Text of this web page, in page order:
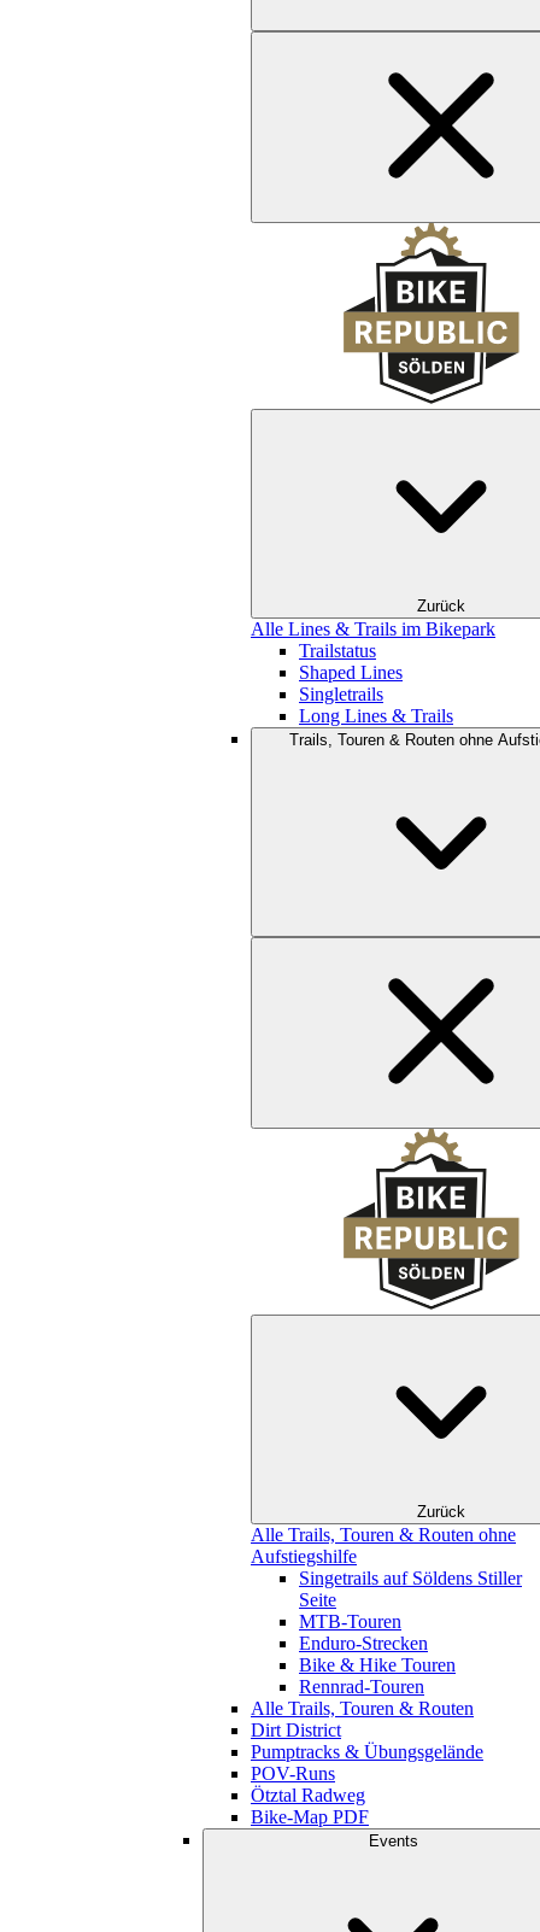
Zurück
Alle Lines & Trails im Bikepark
Trailstatus
Shaped Lines
Singletrails
Long Lines & Trails
Trails, Touren & Routen ohne
Zurück
Alle Trails, Touren & Routen ohne
Aufstiegshilfe
Singetrails auf Söldens Stiller
Seite
MTB-Touren
Enduro-Strecken
Bike & Hike Touren
Rennrad-Touren
Alle Trails, Touren & Routen
Dirt District
Pumptracks & Übungsgelände
POV-Runs
Ötztal Radweg
Bike-Map PDF
Events